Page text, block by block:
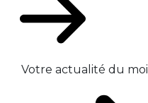
Votre actualité du